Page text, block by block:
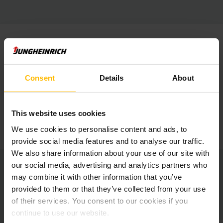
Consent Details About
This website uses cookies
We use cookies to personalise content and ads, to
provide social media features and to analyse our traffic.
We also share information about your use of our site with
our social media, advertising and analytics partners who
may combine it with other information that you’ve
provided to them or that they’ve collected from your use
of their services. You consent to our cookies if you
continue to use our website.
SYSTEM MAINTENANCE AND INSTALLATION TEAM
LA MOLISANA
« Grâce au service de révision de
Jungheinrich, nous tirons le meilleur
parti de notre parc de véhicules
existant. »
Aperçu du projet